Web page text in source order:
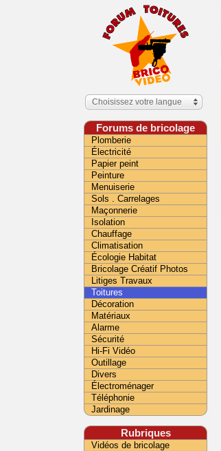
Choisissez votre langue
Forums de bricolage
Plomberie
Électricité
Papier peint
Peinture
Menuiserie
Sols . Carrelages
Maçonnerie
Isolation
Chauffage
Climatisation
Écologie Habitat
Bricolage Créatif Photos
Litiges Travaux
Toitures
Décoration
Matériaux
Alarme
Sécurité
Hi-Fi Vidéo
Outillage
Divers
Électroménager
Téléphonie
Jardinage
Rubriques
Vidéos de bricolage